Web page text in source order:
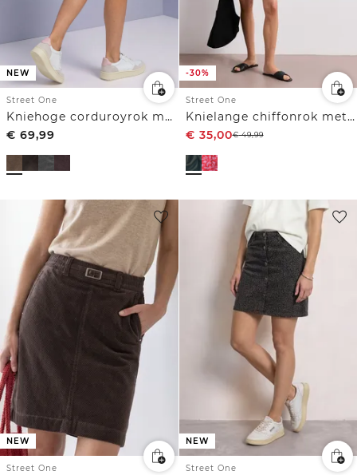
NEW
Street One
Kniehoge corduroyrok met zakken
€ 69,99
-30%
Street One
Knielange chiffonrok met volants
€ 35,00€49,99
NEW
Street One
NEW
Street One